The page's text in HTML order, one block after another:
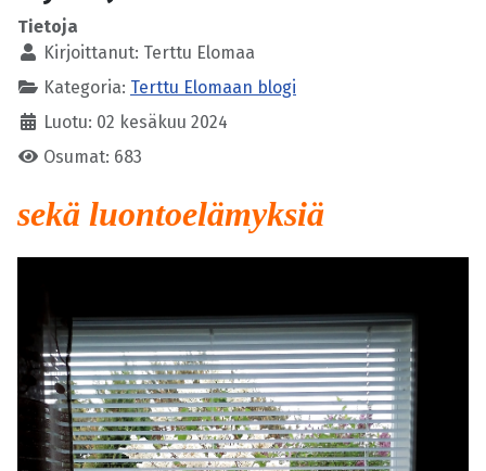
Tietoja
Kirjoittanut: Terttu Elomaa
Kategoria: Terttu Elomaan blogi
Luotu: 02 kesäkuu 2024
Osumat: 683
sekä luontoelämyksiä